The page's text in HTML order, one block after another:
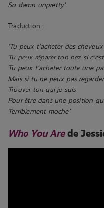
So damn unpretty’
Traduction :
‘Tu peux t’acheter des
Tu peux réparer ton nez si
Tu peux t’acheter toute une
Mais si tu ne peux pas
Trouver ton qui je suis
Pour être dans une position
Terriblement moche’
Who You Arede